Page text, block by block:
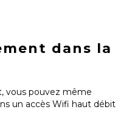
dans la
vous pouvez même
un accès Wifi haut débit